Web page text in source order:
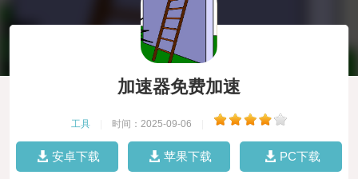
加速器免费加速
工具 时间：2025-09-06
安卓下载 苹果下载 PC下载